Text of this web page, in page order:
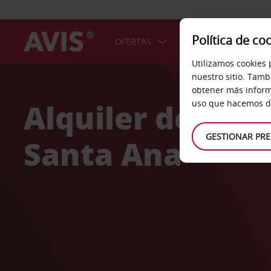
OFERTAS COCHES
Alquiler de
Santa Ana
Política de
Utilizamos
nuestro sitio.
obtener más
uso que hacemos
GESTIONAR